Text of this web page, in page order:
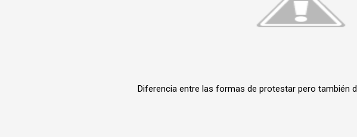
Diferencia entre las formas de protestar pero también